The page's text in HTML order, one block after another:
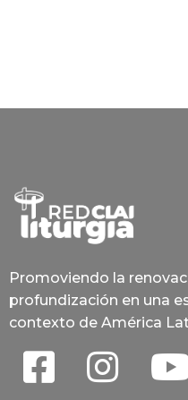
Promoviendo la
profundización en una
contexto de América